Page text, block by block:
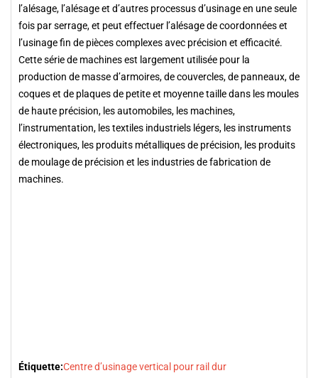
l’alésage, l’alésage et d’autres processus d’usinage en une seule
fois par serrage, et peut effectuer l’alésage de coordonnées et
l’usinage fin de pièces complexes avec précision et efficacité.
Cette série de machines est largement utilisée pour la
production de masse d’armoires, de couvercles, de panneaux, de
coques et de plaques de petite et moyenne taille dans les moules
de haute précision, les automobiles, les machines,
l’instrumentation, les textiles industriels légers, les instruments
électroniques, les produits métalliques de précision, les produits
de moulage de précision et les industries de fabrication de
machines.
Étiquette:Centre d’usinage vertical pour rail dur